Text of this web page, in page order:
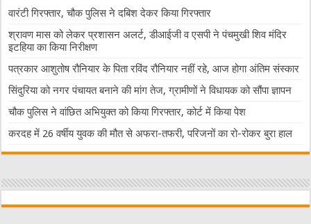
वारंटी गिरफ्तार, चौक पुलिस ने दबिश देकर किया गिरफ्तार
श्रावण मास को लेकर प्रशासन अलर्ट, डीआईजी व एसपी ने पंचमुखी शिव मंदिर
इटहिया का किया निरीक्षण
पत्रकार आशुतोष रौनियार के पिता रविंद रौनियार नहीं रहे, आज होगा अंतिम संस्कार
सिंदुरिया को नगर पंचायत बनाने की मांग तेज, ग्रामीणों ने विधायक को सौंपा ज्ञापन
चौक पुलिस ने वांछित अभियुक्त को किया गिरफ्तार, कोर्ट में किया पेश
करदह में 26 वर्षीय युवक की मौत से अफरा-तफरी, परिजनों का रो-रोकर बुरा हाल